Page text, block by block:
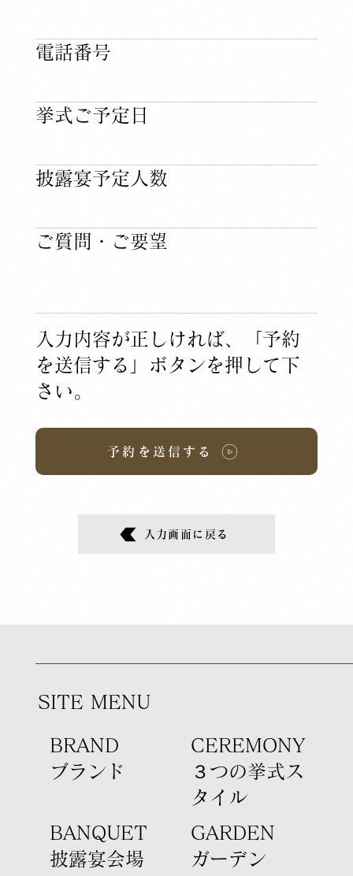
​電話番号
​挙式ご予定日
​披露宴予定人数
​ご質問・ご要望
入力内容が正しければ、「予約
を送信する」ボタンを押して下
さい。
予約を送信する
入力画面に戻る
BRAND
​ブランド
​CEREMONY
３つの挙式ス
タイル
​BANQUET
​披露宴会場
​ガーデン
SITE MENU
GARDEN